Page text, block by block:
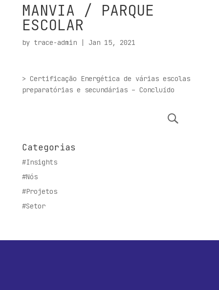
MANVIA / PARQUE
ESCOLAR
by trace-admin| Jan 15, 2021
> Certificação Energética de várias escolas
preparatórias e secundárias – Concluído
Categorias
#Insights
#Nós
#Projetos
#Setor